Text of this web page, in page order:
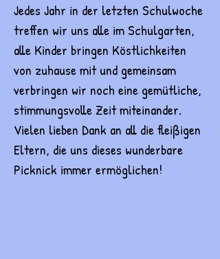
Jedes Jahr in der letzten Schulwoche
treffen wir uns alle im Schulgarten,
alle Kinder bringen Köstlichkeiten
von zuhause mit und gemeinsam
verbringen wir noch eine gemütliche,
stimmungsvolle Zeit miteinander.
Vielen lieben Dank an all die fleißigen
Eltern, die uns dieses wunderbare
Picknick immer ermöglichen!